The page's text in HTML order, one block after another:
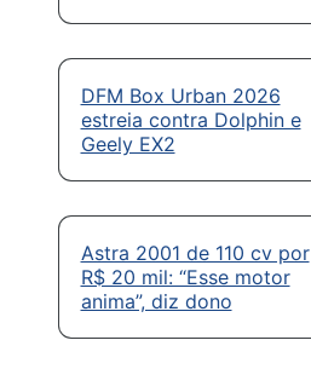
DFM Box Urban 2026
estreia contra Dolphin e
Geely EX2
Astra 2001 de 110 cv por
R$ 20 mil: “Esse motor
anima”, diz dono